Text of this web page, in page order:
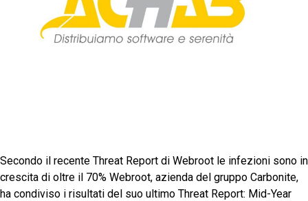
Secondo il recente Threat Report di Webroot le infezioni sono in
crescita di oltre il 70% Webroot, azienda del gruppo Carbonite,
ha condiviso i risultati del suo ultimo Threat Report: Mid-Year